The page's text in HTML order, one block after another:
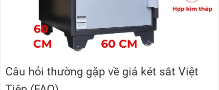
Câu hỏi thường gặp về giá két sắt Việt